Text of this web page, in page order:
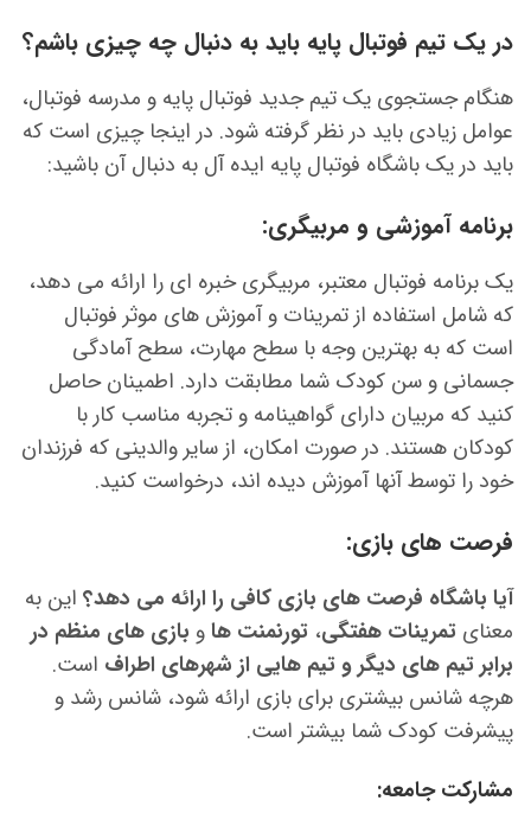
در یک تیم فوتبال پایه باید به دنبال چه چیزی باشم؟
هنگام جستجوی یک تیم جدید فوتبال پایه و مدرسه فوتبال،
عوامل زیادی باید در نظر گرفته شود. در اینجا چیزی است که
باید در یک باشگاه فوتبال پایه ایده آل به دنبال آن باشید:
برنامه آموزشی و مربیگری:
یک برنامه فوتبال معتبر، مربیگری خبره ای را ارائه می دهد،
که شامل استفاده از تمرینات و آموزش های موثر فوتبال
است که به بهترین وجه با سطح مهارت، سطح آمادگی
جسمانی و سن کودک شما مطابقت دارد. اطمینان حاصل
کنید که مربیان دارای گواهینامه و تجربه مناسب کار با
کودکان هستند. در صورت امکان، از سایر والدینی که فرزندان
خود را توسط آنها آموزش دیده اند، درخواست کنید.
فرصت های بازی:
آیا باشگاه فرصت های بازی کافی را ارائه می دهد؟ این به
معنای تمرینات هفتگی، تورنمنت هاو بازی های منظم در
برابر تیم های دیگر و تیم هایی از شهرهای اطراف است.
هرچه شانس بیشتری برای بازی ارائه شود، شانس رشد و
پیشرفت کودک شما بیشتر است.
مشارکت جامعه: